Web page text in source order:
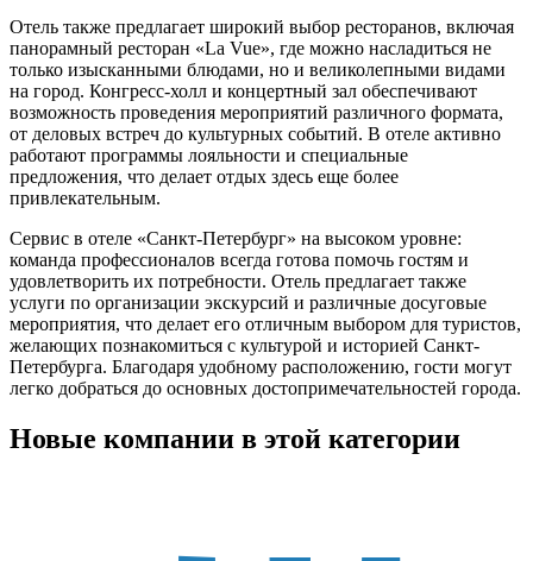
Отель также предлагает широкий выбор ресторанов, включая
панорамный ресторан «La Vue», где можно насладиться не
только изысканными блюдами, но и великолепными видами
на город. Конгресс-холл и концертный зал обеспечивают
возможность проведения мероприятий различного формата,
от деловых встреч до культурных событий. В отеле активно
работают программы лояльности и специальные
предложения, что делает отдых здесь еще более
привлекательным.
Сервис в отеле «Санкт-Петербург» на высоком уровне:
команда профессионалов всегда готова помочь гостям и
удовлетворить их потребности. Отель предлагает также
услуги по организации экскурсий и различные досуговые
мероприятия, что делает его отличным выбором для туристов,
желающих познакомиться с культурой и историей Санкт-
Петербурга. Благодаря удобному расположению, гости могут
легко добраться до основных достопримечательностей города.
Новые компании в этой категории